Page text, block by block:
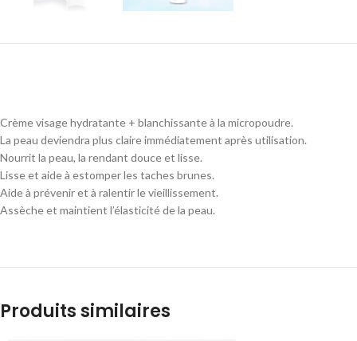
Crème visage hydratante + blanchissante à la micropoudre.
La peau deviendra plus claire immédiatement après utilisation.
Nourrit la peau, la rendant douce et lisse.
Lisse et aide à estomper les taches brunes.
Aide à prévenir et à ralentir le vieillissement.
Assèche et maintient l’élasticité de la peau.
Produits similaires